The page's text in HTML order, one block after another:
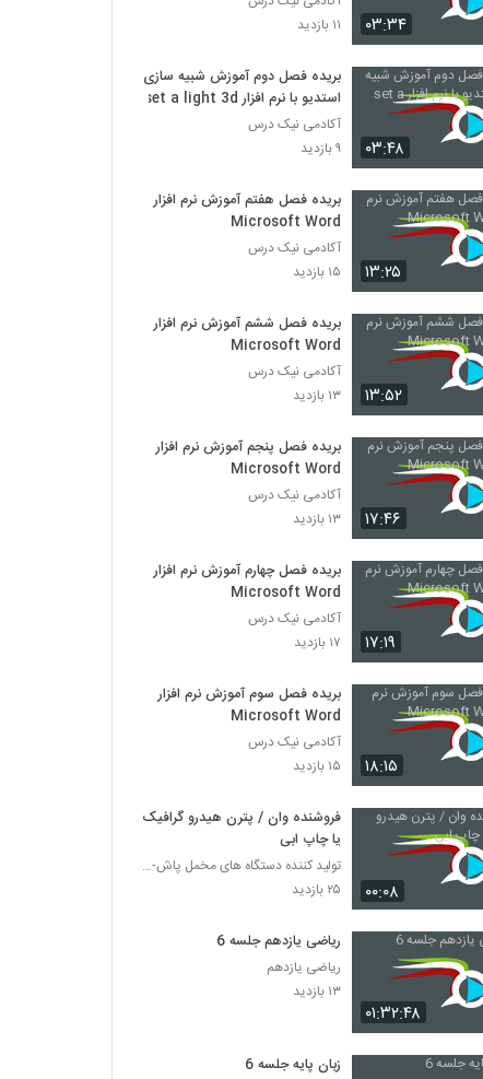
۰۳:۳۴
۱۱ بازدید
۰۳:۴۸
بریده فصل دوم آموزش شبیه سازی
استدیو با نرم افزار set a light 3d
آکادمی نیک درس
۹ بازدید
۱۳:۲۵
بریده فصل هفتم آموزش نرم افزار
Microsoft Word
آکادمی نیک درس
۱۵ بازدید
۱۳:۵۲
بریده فصل ششم آموزش نرم افزار
Microsoft Word
آکادمی نیک درس
۱۳ بازدید
۱۷:۴۶
بریده فصل پنجم آموزش نرم افزار
Microsoft Word
آکادمی نیک درس
۱۳ بازدید
۱۷:۱۹
بریده فصل چهارم آموزش نرم افزار
Microsoft Word
آکادمی نیک درس
۱۷ بازدید
۱۸:۱۵
بریده فصل سوم آموزش نرم افزار
Microsoft Word
آکادمی نیک درس
۱۵ بازدید
۰۰:۰۸
فروشنده وان / پترن هیدرو گرافیک
یا چاپ ابی
تولید کننده دستگاه های مخمل پاش-هیدروگرافیک-ابکاری
۲۵ بازدید
۰۱:۳۲:۴۸
ریاضی یازدهم جلسه 6
ریاضی یازدهم
۱۳ بازدید
زبان پایه جلسه 6